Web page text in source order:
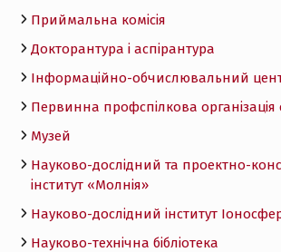
Приймальна комісія
Докторантура і аспірантура
Інформаційно-обчислювальний
Первинна профспілкова організація
Музей
Науково-дослідний та проектно-
інститут «Молнія»
Науково-дослідний інститут
Науково-технічна бібліотека